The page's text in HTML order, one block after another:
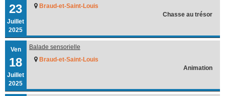
23
Juillet
2025
Braud-et-Saint-Louis
Chasse au trésor
Ven
18
Juillet
2025
Balade sensorielle
Braud-et-Saint-Louis
Animation